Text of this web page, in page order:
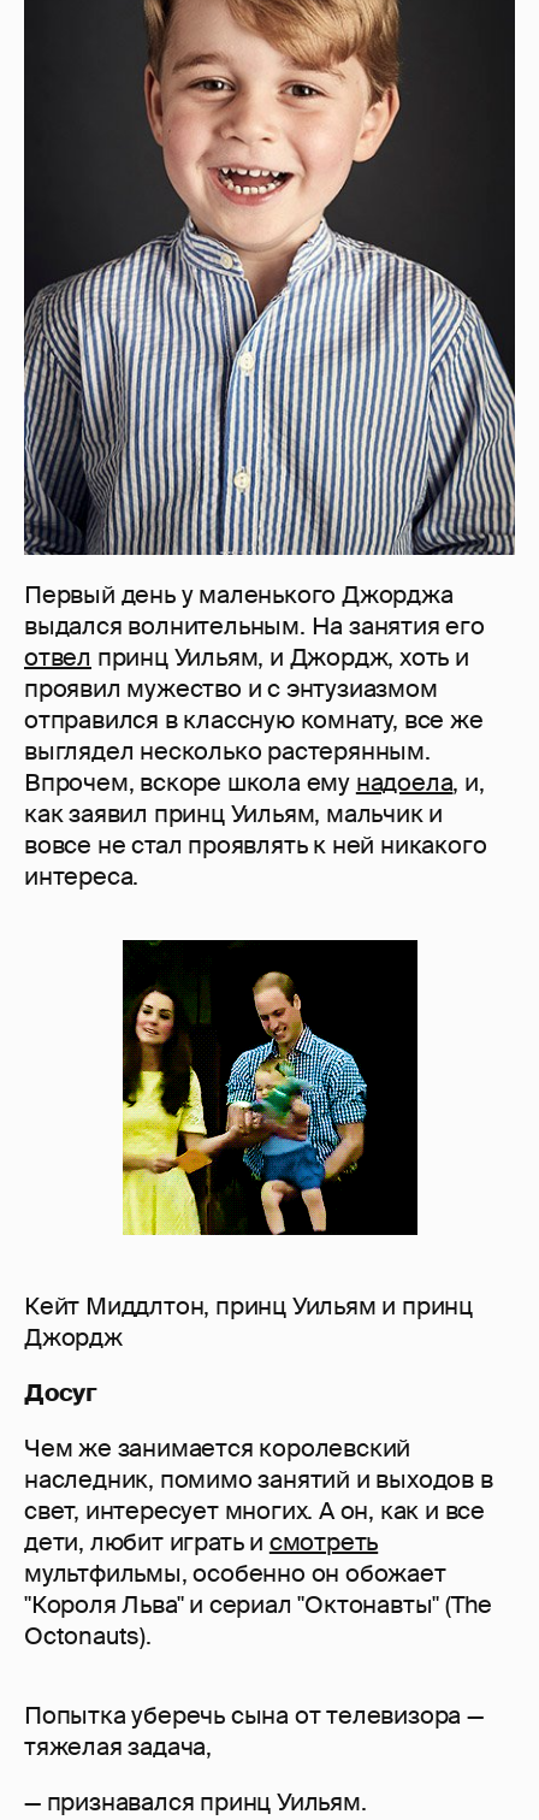
Первый день у маленького Джорджа
выдался волнительным. На занятия его
отвел принц Уильям, и Джордж, хоть и
проявил мужество и с энтузиазмом
отправился в классную комнату, все же
выглядел несколько растерянным.
Впрочем, вскоре школа ему надоела, и,
как заявил принц Уильям, мальчик и
вовсе не стал проявлять к ней никакого
интереса.
Кейт Миддлтон, принц Уильям и принц
Джордж
Досуг
Чем же занимается королевский
наследник, помимо занятий и выходов в
свет, интересует многих. А он, как и все
дети, любит играть и смотреть
мультфильмы, особенно он обожает
"Короля Льва" и сериал "Октонавты" (The
Octonauts).
Попытка уберечь сына от телевизора —
тяжелая задача,
— признавался принц Уильям.